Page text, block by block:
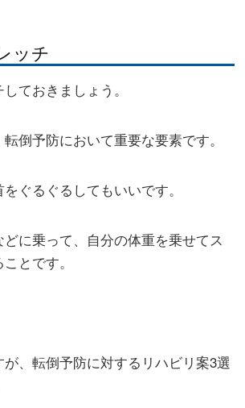
ッチ
ておきましょう。
倒予防において重要な要素です。
ぐるぐるしてもいいです。
に乗って、自分の体重を乗せてス
とです。
、転倒予防に対するリハビリ案3選